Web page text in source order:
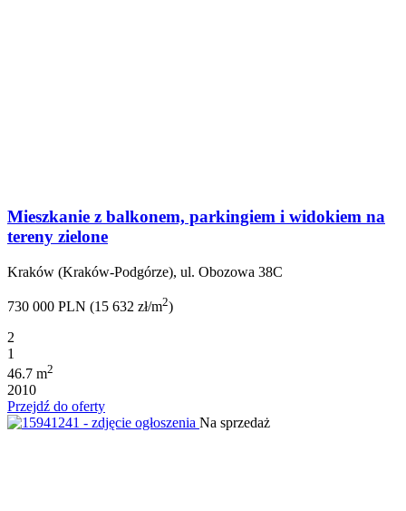
Mieszkanie z balkonem, parkingiem i widokiem na
tereny zielone
Kraków (Kraków-Podgórze), ul. Obozowa 38C
730 000 PLN (15 632 zł/m2)
2
1
46.7 m2
2010
Przejdź do oferty
Na sprzedaż